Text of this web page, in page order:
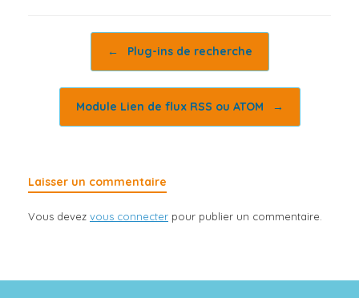
← Plug-ins de recherche
Module Lien de flux RSS ou ATOM →
Laisser un commentaire
Vous devez vous connecter pour publier un commentaire.